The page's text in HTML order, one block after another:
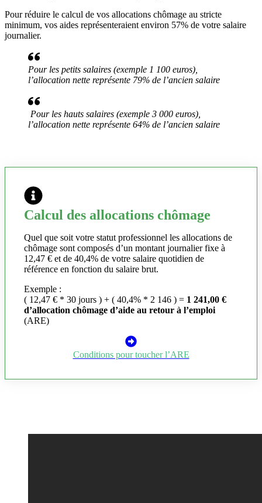
Pour réduire le calcul de vos allocations chômage au stricte
minimum, vos aides représenteraient environ 57% de votre salaire
journalier.
Pour les petits salaires (exemple 1 100 euros),
l’allocation nette représente 79% de l’ancien salaire
Pour les hauts salaires (exemple 3 000 euros),
l’allocation nette représente 64% de l’ancien salaire
Calcul des allocations chômage
Quel que soit votre statut professionnel les allocations de
chômage sont composés d’un montant journalier fixe à
12,47 € et de 40,4% de votre salaire quotidien de
référence en fonction du salaire brut.
Exemple :
( 12,47 € * 30 jours ) + ( 40,4% * 2 146 ) = 1 241,00 €
d’allocation chômage d’aide au retour à l’emploi
(ARE)
Conditions pour toucher l’ARE